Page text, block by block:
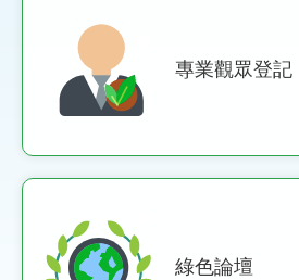
專業觀眾登記
綠色論壇